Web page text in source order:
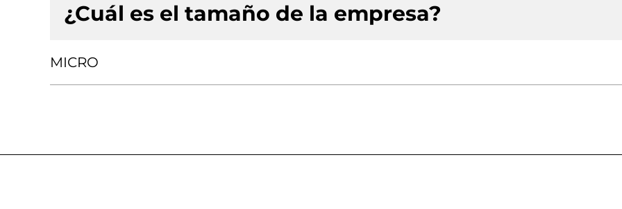
¿Cuál es el tamaño de la empresa?
MICRO